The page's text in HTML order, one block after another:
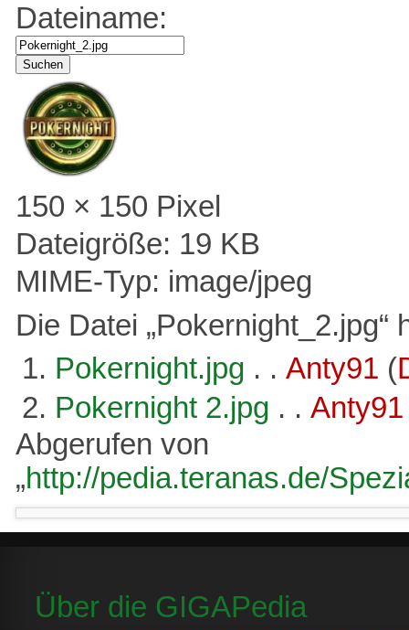
Dateiname:
Suchen
150 × 150 Pixel
Dateigröße: 19 KB
MIME-Typ: image/jpeg
Die Datei
Pokernight.jpg . . Anty91 (
Pokernight 2.jpg . . Anty91
Abgerufen von
„http://pedia.teranas.de/
Über die GIGAPedia